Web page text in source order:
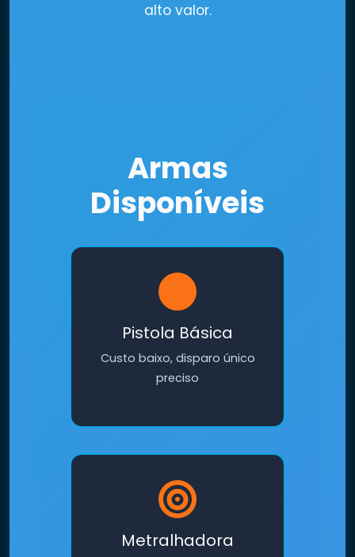
alto valor.
Armas
Disponíveis
Pistola Básica
Custo baixo, disparo único
preciso
Metralhadora